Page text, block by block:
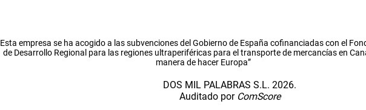
Esta empresa se ha acogido a las subvenciones del Gobierno de España cofinanciadas con el
de Desarrollo Regional para las regiones ultraperiféricas para el transporte de mercancías en
manera de hacer Europa”
DOS MIL PALABRAS S.L. 2026.
Auditado por ComScore